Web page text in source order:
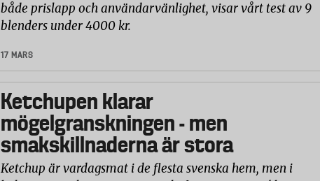
både prislapp och användarvänlighet, visar vårt test av 9
blenders under 4000 kr.
17 MARS
Ketchupen klarar
mögelgranskningen - men
smakskillnaderna är stora
Ketchup är vardagsmat i de flesta svenska hem, men i